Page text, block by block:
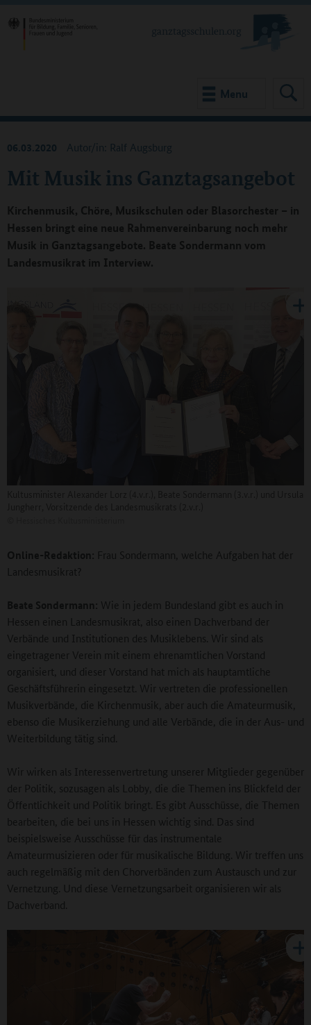
Menu
Mit Musik ins Ganztagsangebot
06.03.2020 Autor/in: Ralf Augsburg
Kirchenmusik, Chöre, Musikschulen oder Blasorchester – in
Hessen bringt eine neue Rahmenvereinbarung noch mehr
Musik in Ganztagsangebote. Beate Sondermann vom
Landesmusikrat im Interview.
Online-Redaktion: Frau Sondermann, welche Aufgaben hat der
Landesmusikrat?
Beate Sondermann: Wie in jedem Bundesland gibt es auch in
Hessen einen Landesmusikrat, also einen Dachverband der
Verbände und Institutionen des Musiklebens. Wir sind als
eingetragener Verein mit einem ehrenamtlichen Vorstand
organisiert, und dieser Vorstand hat mich als hauptamtliche
Geschäftsführerin eingesetzt. Wir vertreten die professionellen
Musikverbände, die Kirchenmusik, aber auch die Amateurmusik,
ebenso die Musikerziehung und alle Verbände, die in der Aus- und
Weiterbildung tätig sind.
Wir wirken als Interessenvertretung unserer Mitglieder gegenüber
der Politik, sozusagen als Lobby, die die Themen ins Blickfeld der
Öffentlichkeit und Politik bringt. Es gibt Ausschüsse, die Themen
bearbeiten, die bei uns in Hessen wichtig sind. Das sind
beispielsweise Ausschüsse für das instrumentale
Amateurmusizieren oder für musikalische Bildung. Wir treffen uns
auch regelmäßig mit den Chorverbänden zum Austausch und zur
Vernetzung. Und diese Vernetzungsarbeit organisieren wir als
Dachverband.